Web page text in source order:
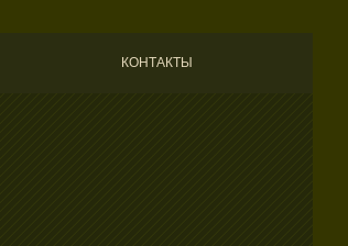
КОНТАКТЫ